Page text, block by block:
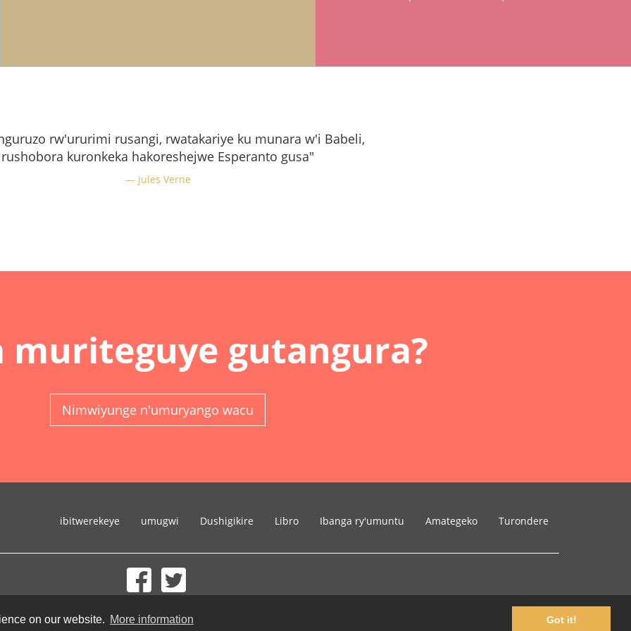
on our website. More information Got it!
rw'ururimi rusangi, rwatakariye ku munara w'i Babeli,
rushobora kuronkeka hakoreshejwe Esperanto gusa"
Jules Verne
muriteguye gutangura?
Nimwiyunge n'umuryango wacu
ibitwerekeye umugwi Dushigikire Libro Ibanga ry'umuntu Amategeko Turondere